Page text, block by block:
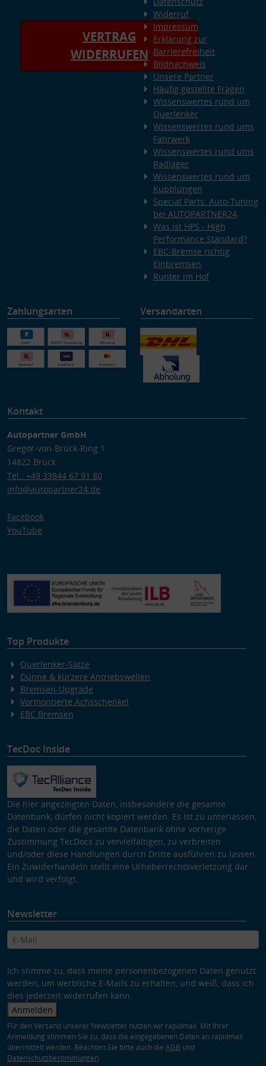
VERTRAG
WIDERRUFEN
Widerruf
Impressum
Erklärung zur
Barrierefreiheit
Bildnachweis
Unsere Partner
Häufig gestellte Fragen
Wissenswertes rund um
Querlenker
Wissenswertes rund ums
Fahrwerk
Wissenswertes rund ums
Radlager
Wissenswertes rund um
Kupplungen
Special Parts: Auto-Tuning
bei AUTOPARTNER24
Was ist HPS - High
Performance Standard?
EBC-Bremse richtig
Einbremsen
Runter im Hof
Zahlungsarten Versandarten
Kontakt
Autopartner GmbH
Gregor-von-Brück-Ring 1
14822 Brück
Tel.: +49 33844 67 91 80
info@autopartner24.de
Facebook
YouTube
Top Produkte
Querlenker-Sätze
Dünne & kürzere Antriebswellen
Bremsen-Upgrade
Vormontierte Achsschenkel
EBC Bremsen
TecDoc Inside
Die hier angezeigten Daten, insbesondere die gesamte
Datenbank, dürfen nicht kopiert werden. Es ist zu unterlassen,
die Daten oder die gesamte Datenbank ohne vorherige
Zustimmung TecDocs zu vervielfältigen, zu verbreiten
und/oder diese Handlungen durch Dritte ausführen zu lassen.
Ein Zuwiderhandeln stellt eine Urheberrechtsverletzung dar
und wird verfolgt.
Newsletter
Ich stimme zu, dass meine personenbezogenen Daten genutzt
werden, um werbliche E-Mails zu erhalten, und weiß, dass ich
dies jederzeit widerrufen kann.
Anmelden
Für den Versand unserer Newsletter nutzen wir rapidmail. Mit Ihrer
Anmeldung stimmen Sie zu, dass die eingegebenen Daten an rapidmail
übermittelt werden. Beachten Sie bitte auch die AGB und
Datenschutzbestimmungen.